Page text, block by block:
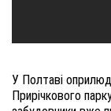
У Полтаві
Прирічкового